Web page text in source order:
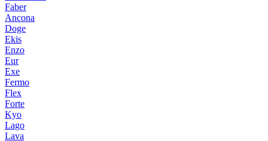
Faber
Ancona
Doge
Ekis
Enzo
Eur
Exe
Fermo
Flex
Forte
Kyo
Lago
Lava